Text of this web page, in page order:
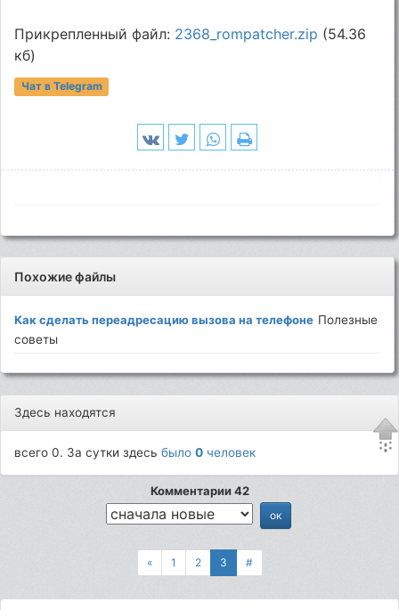
Прикрепленный файл: 2368_rompatcher.zip (54.36
кб)
Чат в Telegram
Похожие файлы
Как сделать переадресацию вызова на телефоне Полезные
советы
Здесь находятся
всего 0. За сутки здесьбыло0 человек
Комментарии 42
« 1 2 3 #